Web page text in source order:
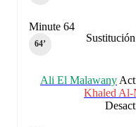
Minute 64
64‎’‎
Ali El Malawany
Khaled Al-